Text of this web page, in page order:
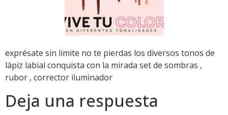
exprésate sin limite no te pierdas los diversos tonos de
lápiz labial conquista con la mirada set de sombras ,
rubor , corrector iluminador
Deja una respuesta